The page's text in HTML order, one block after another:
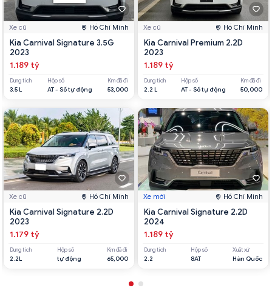
Xe cũ Hồ Chí Minh
Kia Carnival Signature 3.5G
2023
1.189 tỷ
Dung tích
3.5 L
Hộp số
AT - Số tự động
Km đã đi
53,000
Xe cũ Hồ Chí Minh
Kia Carnival Signature 2.2D
2023
1.179 tỷ
Dung tích
2.2L
Hộp số
tự động
Km đã đi
65,000
Xe cũ Hồ Chí Minh
Kia Carnival Premium 2.2D
2023
1.189 tỷ
Dung tích
2.2 L
Hộp số
AT - Số tự động
Km đã đi
50,000
Xe mới Hồ Chí Minh
Kia Carnival Signature 2.2D
2024
1.189 tỷ
Dung tích
2.2
Hộp số
8AT
Xuất xứ
Hàn Quốc